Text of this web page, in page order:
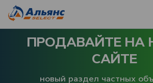
ПРОДАВАЙТЕ НА
САЙТЕ
новый раздел частных